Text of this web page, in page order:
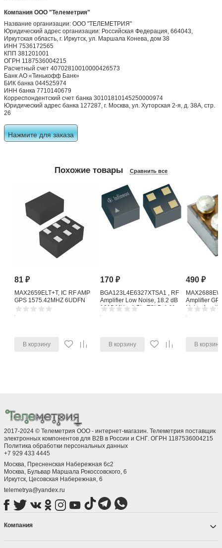
Компания ООО "Телеметрия"
Название организации: ООО "ТЕЛЕМЕТРИЯ"
Юридический адрес организации: Российская Федерация, 664043,
Иркутская область, г. Иркутск, ул. Маршала Конева, дом 38
ИНН 7536172565
КПП 381201001
ОГРН 1187536004215
Расчетный счет 40702810010000426573
Банк АО «Тинькофф Банк»
БИК банка 044525974
ИНН банка 7710140679
Корреспондентский счет банка 30101810145250000974
Юридический адрес банка 127287, г. Москва, ул. Хуторская 2-я, д. 38А, стр.
26
Нажмите для заказа
Похожие товары Сравнить все
81₽
MAX2659ELT+T, IC RF AMP
GPS 1575.42MHZ 6UDFN
В корзину
170₽
BGA123L4E6327XTSA1 , RF
Amplifier Low Noise, 18.2 dB
1615 MHz, 4-Pin TSLP-4-11
В корзину
490₽
Amplifier
Noise
В корзину
2017-2024 © Телеметрия ООО - интернет-магазин. Телеметрия поставщик
электронных компонентов для B2B в России и СНГ. ОГРН 1187536004215
Политика обработки персональных данных
+7 929 433 4445
Москва, Пресненская Набережная 6с2
Москва, ​Бульвар Маршала Рокоссовского, 6
Иркутск, ​Цесовская Набережная, 6
telemetrya@yandex.ru
Компания